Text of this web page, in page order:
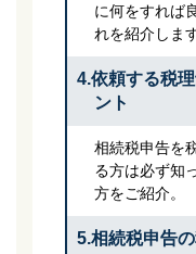
に何をすれば
れを紹介します
4.依頼する税
ント
相続税申告を
る方は必ず知
方をご紹介。
5.相続税申告